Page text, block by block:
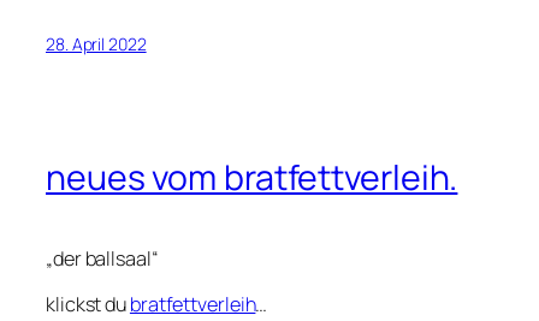
28. April 2022
neues vom bratfettverleih.
„der ballsaal“
klickst dubratfettverleih…